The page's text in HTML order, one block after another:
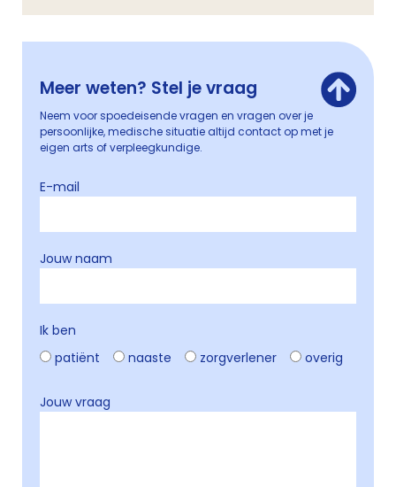
Meer weten? Stel je vraag
Neem voor spoedeisende vragen en vragen over je
persoonlijke, medische situatie altijd contact op met je
eigen arts of verpleegkundige.
E-mail
Jouw naam
Ik ben
patiënt
naaste zorgverlener overig
Jouw vraag